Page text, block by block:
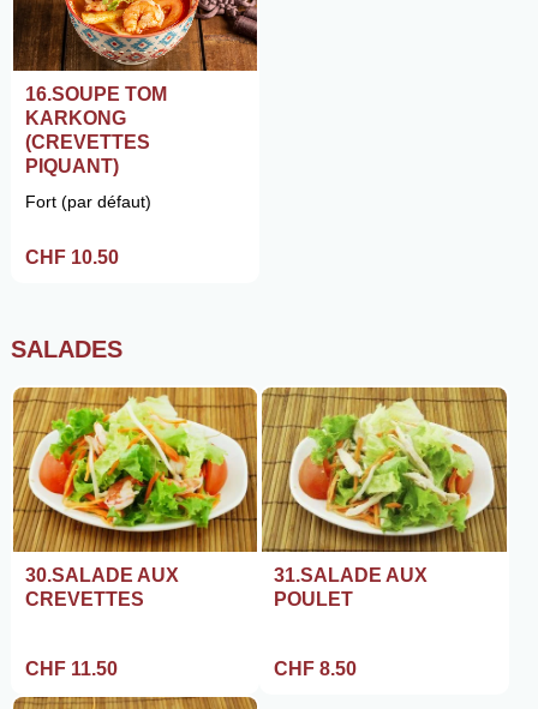
16.SOUPE TOM
KARKONG
(CREVETTES
PIQUANT)
Fort (par défaut)
CHF 10.50
SALADES
30.SALADE AUX
CREVETTES
CHF 11.50
31.SALADE AUX
POULET
CHF 8.50